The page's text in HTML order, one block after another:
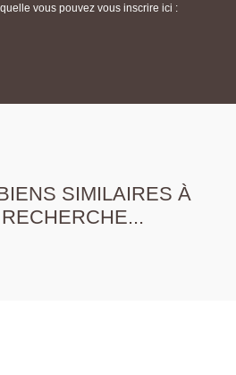
vous pouvez vous inscrire ici :
SIMILAIRES À